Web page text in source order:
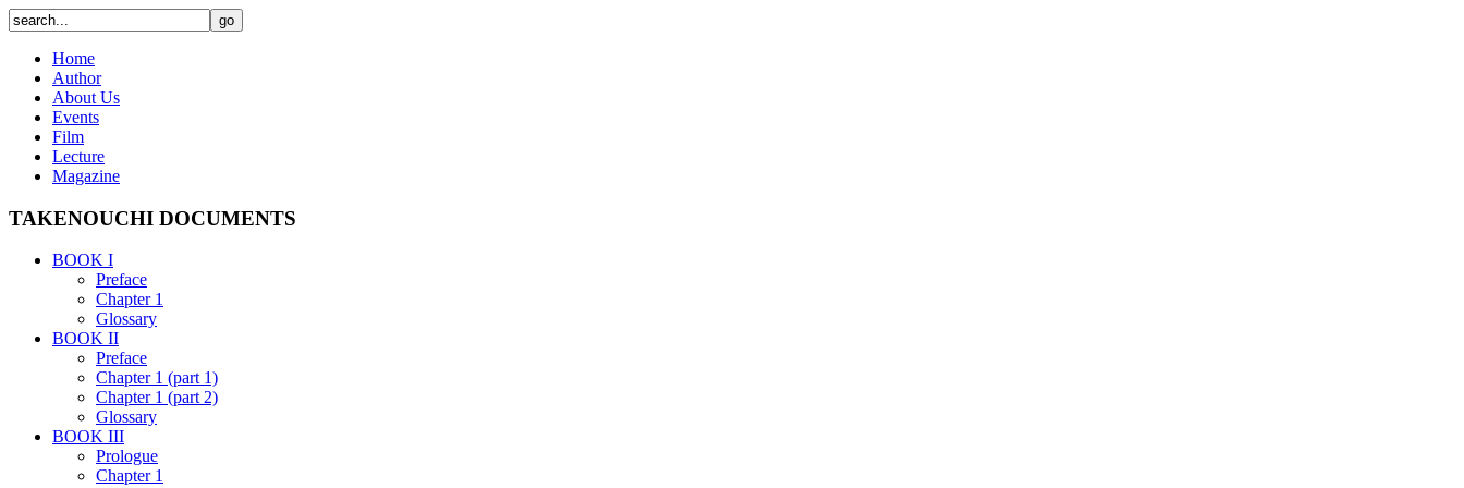
Home
Author
About Us
Events
Film
Lecture
Magazine
TAKENOUCHI DOCUMENTS
BOOK I
Preface
Chapter 1
Glossary
BOOK II
Preface
Chapter 1 (part 1)
Chapter 1 (part 2)
Glossary
BOOK III
Prologue
Chapter 1